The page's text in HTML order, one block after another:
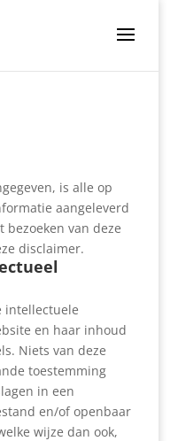
is alle op
aangeleverd
bezoeken van deze
disclaimer.
intellectuele
en haar inhoud
Niets van deze
toestemming
in een
en/of openbaar
wijze dan ook,